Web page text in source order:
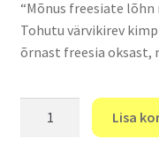
“Mõnus freesiate
Tohutu värvikirev
õrnast freesia oksast,
Lisa